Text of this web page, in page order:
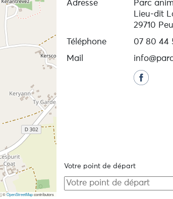
|©OpenStreetMapcontributors
Adresse
Parc
Lieu-dit
29710
Téléphone
07 80 44
Mail
Votre point de départ